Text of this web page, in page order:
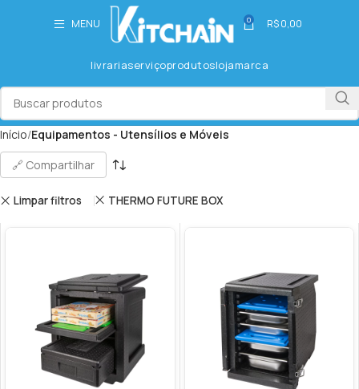
MENU 0 R$0,00
livrariaserviçoprodutoslojamarca
Início Equipamentos - Utensílios e Móveis
🔗 Compartilhar
Limpar filtros THERMO FUTURE BOX